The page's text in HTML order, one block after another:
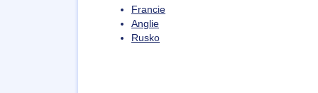
Francie
Anglie
Rusko